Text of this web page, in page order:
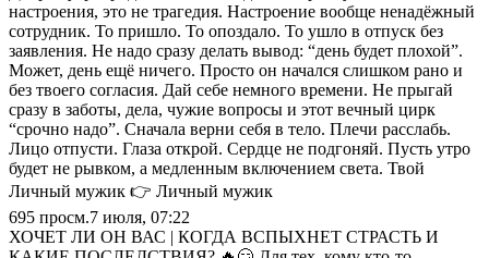
настроения, это не трагедия. Настроение вообще ненадёжный
сотрудник. То пришло. То опоздало. То ушло в отпуск без
заявления. Не надо сразу делать вывод: “день будет плохой”.
Может, день ещё ничего. Просто он начался слишком рано и
без твоего согласия. Дай себе немного времени. Не прыгай
сразу в заботы, дела, чужие вопросы и этот вечный цирк
“срочно надо”. Сначала верни себя в тело. Плечи расслабь.
Лицо отпусти. Глаза открой. Сердце не подгоняй. Пусть утро
будет не рывком, а медленным включением света. Твой
Личный мужик 👉 Личный мужик
695 просм.7 июля, 07:22
ХОЧЕТ ЛИ ОН ВАС | КОГДА ВСПЫХНЕТ СТРАСТЬ И